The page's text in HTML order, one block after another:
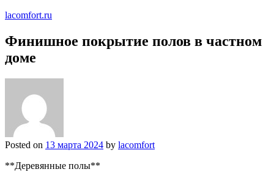
lacomfort.ru
Финишное покрытие полов в частном
доме
Posted on 13 марта 2024 by lacomfort
**Деревянные полы**